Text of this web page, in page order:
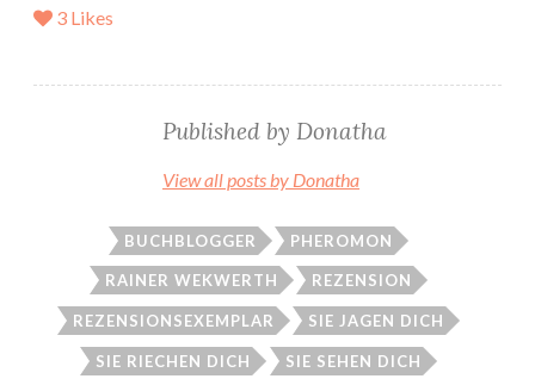
3 Likes
Published by Donatha
View all posts by Donatha
BUCHBLOGGER PHEROMON
RAINER WEKWERTH REZENSION
REZENSIONSEXEMPLAR SIE JAGEN DICH
SIE RIECHEN DICH SIE SEHEN DICH